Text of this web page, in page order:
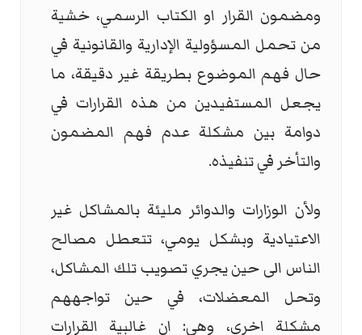
ومضمون القرار او الكتاب الرسمي، خشية
من تحمل المسؤولية الإدارية والقانونية في
حال فهم الموضوع بطريقة غير دقيقة، ما
يجعل المستفيدين من هذه القرارات في
دوامة بين مشكلة عدم فهم المضمون
والتأخر في تنفيذه.
ولأن الوزارات والدوائر مليئة بالمشاكل غير
الاعتيادية وبشكل يومي، تتعطل مصالح
الناس الى حين يجري تصويب تلك المشاكل،
وتحل المعضلات، في حين تواجههم
مشكلة اخرى، وهي: ان غالبية القرارات